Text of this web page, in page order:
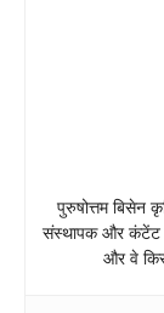
पुरुषोत्तम बिसेन
संस्थापक और कंटेंट
और वे